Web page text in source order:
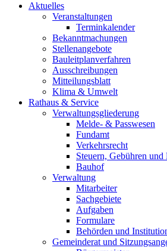
Aktuelles
Veranstaltungen
Terminkalender
Bekanntmachungen
Stellenangebote
Bauleitplanverfahren
Ausschreibungen
Mitteilungsblatt
Klima & Umwelt
Rathaus & Service
Verwaltungsgliederung
Melde- & Passwesen
Fundamt
Verkehrsrecht
Steuern, Gebühren und
Bauhof
Verwaltung
Mitarbeiter
Sachgebiete
Aufgaben
Formulare
Behörden und
Gemeinderat und